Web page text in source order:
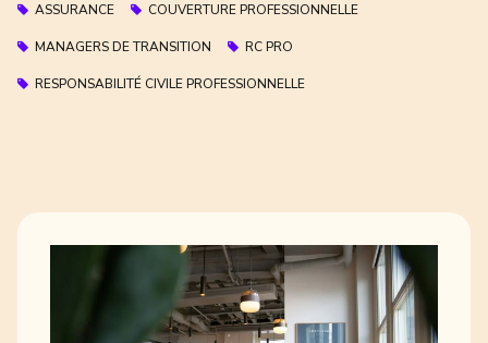
ASSURANCE COUVERTURE PROFESSIONNELLE
MANAGERS DE TRANSITION RC PRO
RESPONSABILITÉ CIVILE PROFESSIONNELLE